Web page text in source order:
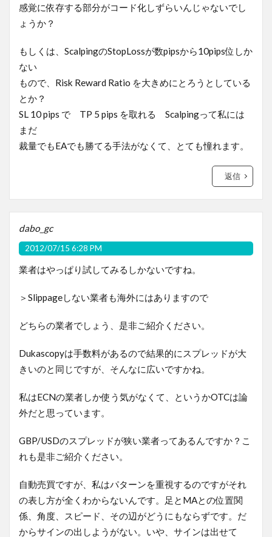
感覚に依存する部分がコード化しずらいんじゃないでし
ょうか？
もしくは、ScalpingのStopLossが数pipsから10pips位しか
ない
もので、Risk Reward Ratio を大きめにとろうとしている
とか？
SL 10 pips で TP 5 pips を取れる Scalpingって私には
まだ
裁量でもEAでも勝てる手法がなくて、とても憧れます。
返信
dabo_gc
2012/07/15 6:28 PM
業者はやっぱり試してみるしかないですね。
＞Slippageしない業者も海外にはありますので
どちらの業者でしょう、是非ご紹介ください。
Dukascopyは手数料があるので結果的にスプレッドが大
きいのと同じですが、そんなに広いですかね。
私はECNの業者しか使う気がなくて、というかOTCは論
外だと思っています。
GBP/USDのスプレッドが狭い業者ってあるんですか？こ
れも是非ご紹介ください。
自動売買ですが、私はパターンを重視するのですがそれ
の表し方が全くわからないんです。足とMAとの位置関
係、角度、スピード、その辺がどうにもならずです。だ
からサインの出しようがない。いや、サインは出せて